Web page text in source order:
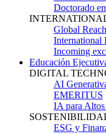
Doctorado
Global Reach
International
Incoming
Educación
DIGITAL
AI
EMERITUS
IA para
ESG y